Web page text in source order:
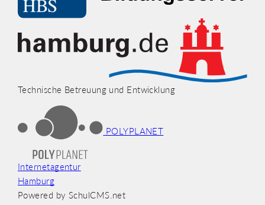
Technische Betreuung und Entwicklung
POLYPLANET
Internetagentur
Hamburg
Powered by SchulCMS.net